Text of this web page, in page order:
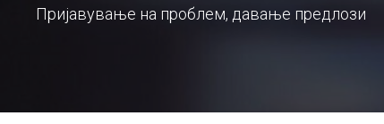
Пријавување на проблем, давање предлози